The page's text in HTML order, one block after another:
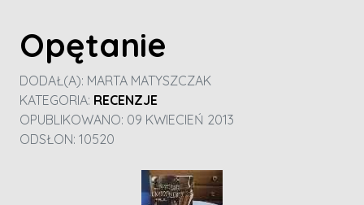
Opętanie
DODAŁ(A): MARTA MATYSZCZAK
KATEGORIA: RECENZJE
OPUBLIKOWANO: 09 KWIECIEŃ 2013
ODSŁON: 10520